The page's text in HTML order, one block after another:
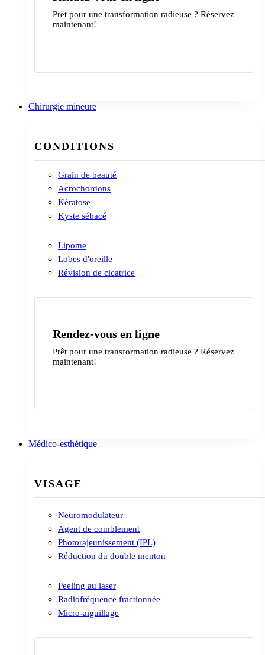
Prêt pour une transformation radieuse ? Réservez
maintenant!
Chirurgie mineure
CONDITIONS
Grain de beauté
Acrochordons
Kératose
Kyste sébacé
Lipome
Lobes d'oreille
Révision de cicatrice
Rendez-vous en ligne
Prêt pour une transformation radieuse ? Réservez
maintenant!
Médico-esthétique
VISAGE
Neuromodulateur
Agent de comblement
Photorajeunissement (IPL)
Réduction du double menton
Peeling au laser
Radiofréquence fractionnée
Micro-aiguillage